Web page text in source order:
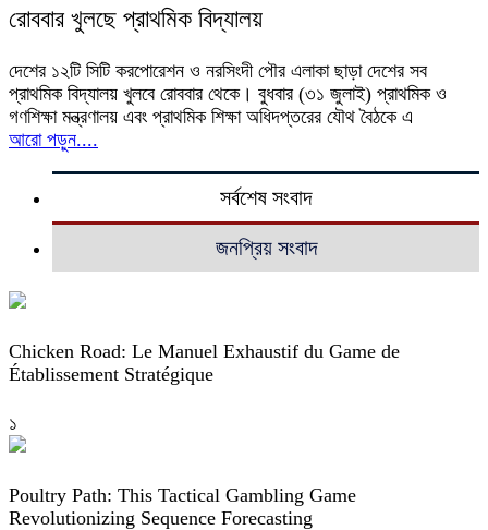
রোববার খুলছে প্রাথমিক বিদ্যালয়
দেশের ১২টি সিটি করপোরেশন ও নরসিংদী পৌর এলাকা ছাড়া দেশের সব
প্রাথমিক বিদ্যালয় খুলবে রোববার থেকে। বুধবার (৩১ জুলাই) প্রাথমিক ও
গণশিক্ষা মন্ত্রণালয় এবং প্রাথমিক শিক্ষা অধিদপ্তরের যৌথ বৈঠকে এ
আরো পড়ুন....
সর্বশেষ সংবাদ
জনপ্রিয় সংবাদ
Chicken Road: Le Manuel Exhaustif du Game de
Établissement Stratégique
১
Poultry Path: This Tactical Gambling Game
Revolutionizing Sequence Forecasting